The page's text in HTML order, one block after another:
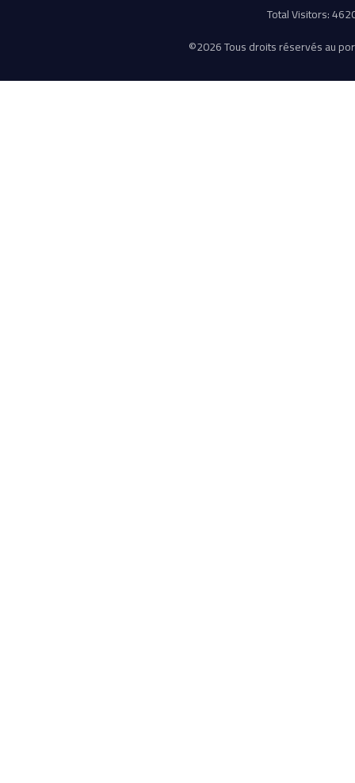
Total Visitors:
©2026 Tous droits réservés au